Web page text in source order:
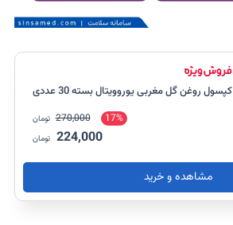
کپسول روغن گل مغربی یوروویتال بسته 30 عددی
17%
270,000 تومان
224,000 تومان
مشاهده و خرید